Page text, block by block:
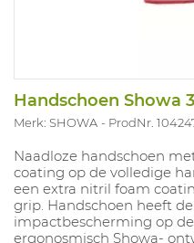
Handschoen Showa
Merk: SHOWA ProdNr.
Naadloze handschoen
coating op de volledige
een extra nitril foam
grip. Handschoen heeft
impactbescherming op
ergonosmisch Showa-